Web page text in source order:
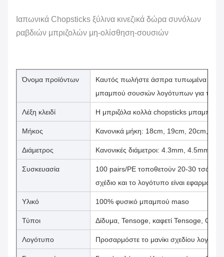
Ιαπωνικά Chopsticks ξύλινα κινεζικά δώρα συνόλων
ραβδιών μπριζολών μη-ολίσθηση-σουσιών
Όνομα προϊόντων
Καυτός πωλήστε άσπρα τυπωμένα
μπαμπού σουσιών λογότυπων για το
Λέξη κλειδί Η μπριζόλα κολλά chopsticks μπαμπού
Μήκος Κανονικά μήκη: 18cm, 19cm, 20cm,
Διάμετρος Κανονικές διάμετροι: 4.3mm, 4.5mm,
Συσκευασία
100 pairs/PE τοποθετούν 20-30
σχέδιο και το λογότυπο είναι εφαρμόσιμα
Υλικό 100% φυσικό μπαμπού maso
Τύποι Δίδυμα, Tensoge, καφετί Tensoge,
Λογότυπο Προσαρμόστε το μανίκι σχεδίου